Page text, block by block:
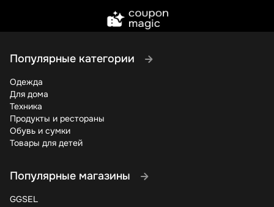
Популярные категории
Одежда
Для дома
Техника
Продукты и рестораны
Обувь и сумки
Товары для детей
Популярные магазины
GGSEL